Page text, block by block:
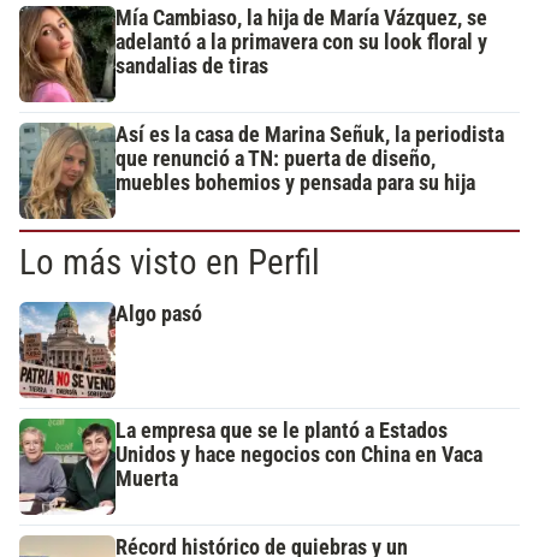
Mía Cambiaso, la hija de María Vázquez, se
adelantó a la primavera con su look floral y
sandalias de tiras
Así es la casa de Marina Señuk, la periodista
que renunció a TN: puerta de diseño,
muebles bohemios y pensada para su hija
Lo más visto en Perfil
Algo pasó
La empresa que se le plantó a Estados
Unidos y hace negocios con China en Vaca
Muerta
Récord histórico de quiebras y un